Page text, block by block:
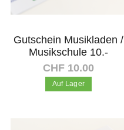
Gutschein Musikladen /
Musikschule 10.-
CHF 10.00
Auf Lager